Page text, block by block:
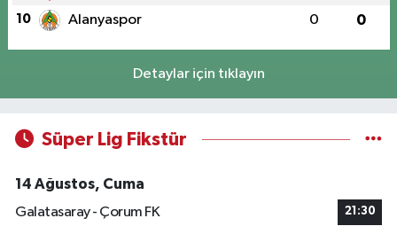
10 Alanyaspor 0 0
Detaylar için tıklayın
Süper Lig Fikstür
14 Ağustos, Cuma
Galatasaray - Çorum FK
21:30